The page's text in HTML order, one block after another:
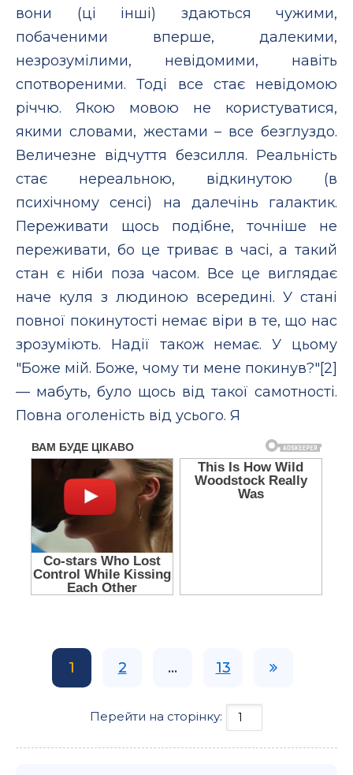
вони (ці інші) здаються чужими,
побаченими вперше, далекими,
незрозумілими, невідомими, навіть
спотвореними. Тоді все стає невідомою
річчю. Якою мовою не користуватися,
якими словами, жестами – все безглуздо.
Величезне відчуття безсилля. Реальність
стає нереальною, відкинутою (в
психічному сенсі) на далечінь галактик.
Переживати щось подібне, точніше не
переживати, бо це триває в часі, а такий
стан є ніби поза часом. Все це виглядає
наче куля з людиною всередині. У стані
повної покинутості немає віри в те, що нас
зрозуміють. Надії також немає. У цьому
"Боже мій. Боже, чому ти мене покинув?"[2]
— мабуть, було щось від такої самотності.
Повна оголеність від усього. Я
1 2 ... 13
Перейти на сторінку: